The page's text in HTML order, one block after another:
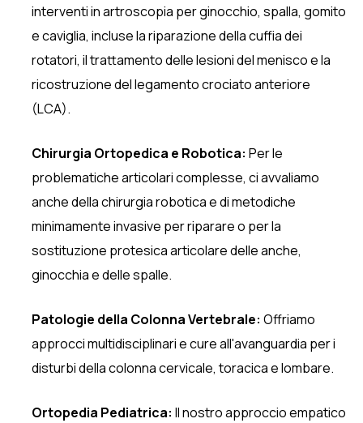
interventi in artroscopia per ginocchio, spalla, gomito
e caviglia, incluse la riparazione della cuffia dei
rotatori, il trattamento delle lesioni del menisco e la
ricostruzione del legamento crociato anteriore
(LCA).
Chirurgia Ortopedica e Robotica: Per le
problematiche articolari complesse, ci avvaliamo
anche della chirurgia robotica e di metodiche
minimamente invasive per riparare o per la
sostituzione protesica articolare delle anche,
ginocchia e delle spalle.
Patologie della Colonna Vertebrale: Offriamo
approcci multidisciplinari e cure all'avanguardia per i
disturbi della colonna cervicale, toracica e lombare.
Ortopedia Pediatrica: Il nostro approccio empatico